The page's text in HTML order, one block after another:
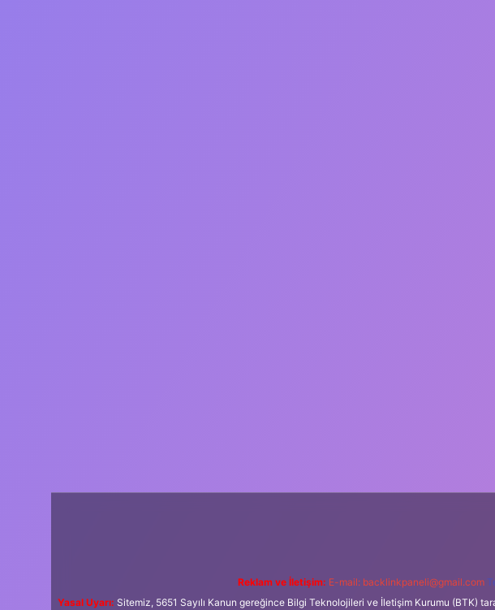
Reklam ve İletişim: E-mail: backlinkpaneli@gmail.com
Yasal Uyarı: Sitemiz, 5651 Sayılı Kanun gereğince Bilgi Teknolojileri ve İletişim Kurumu (BTK)